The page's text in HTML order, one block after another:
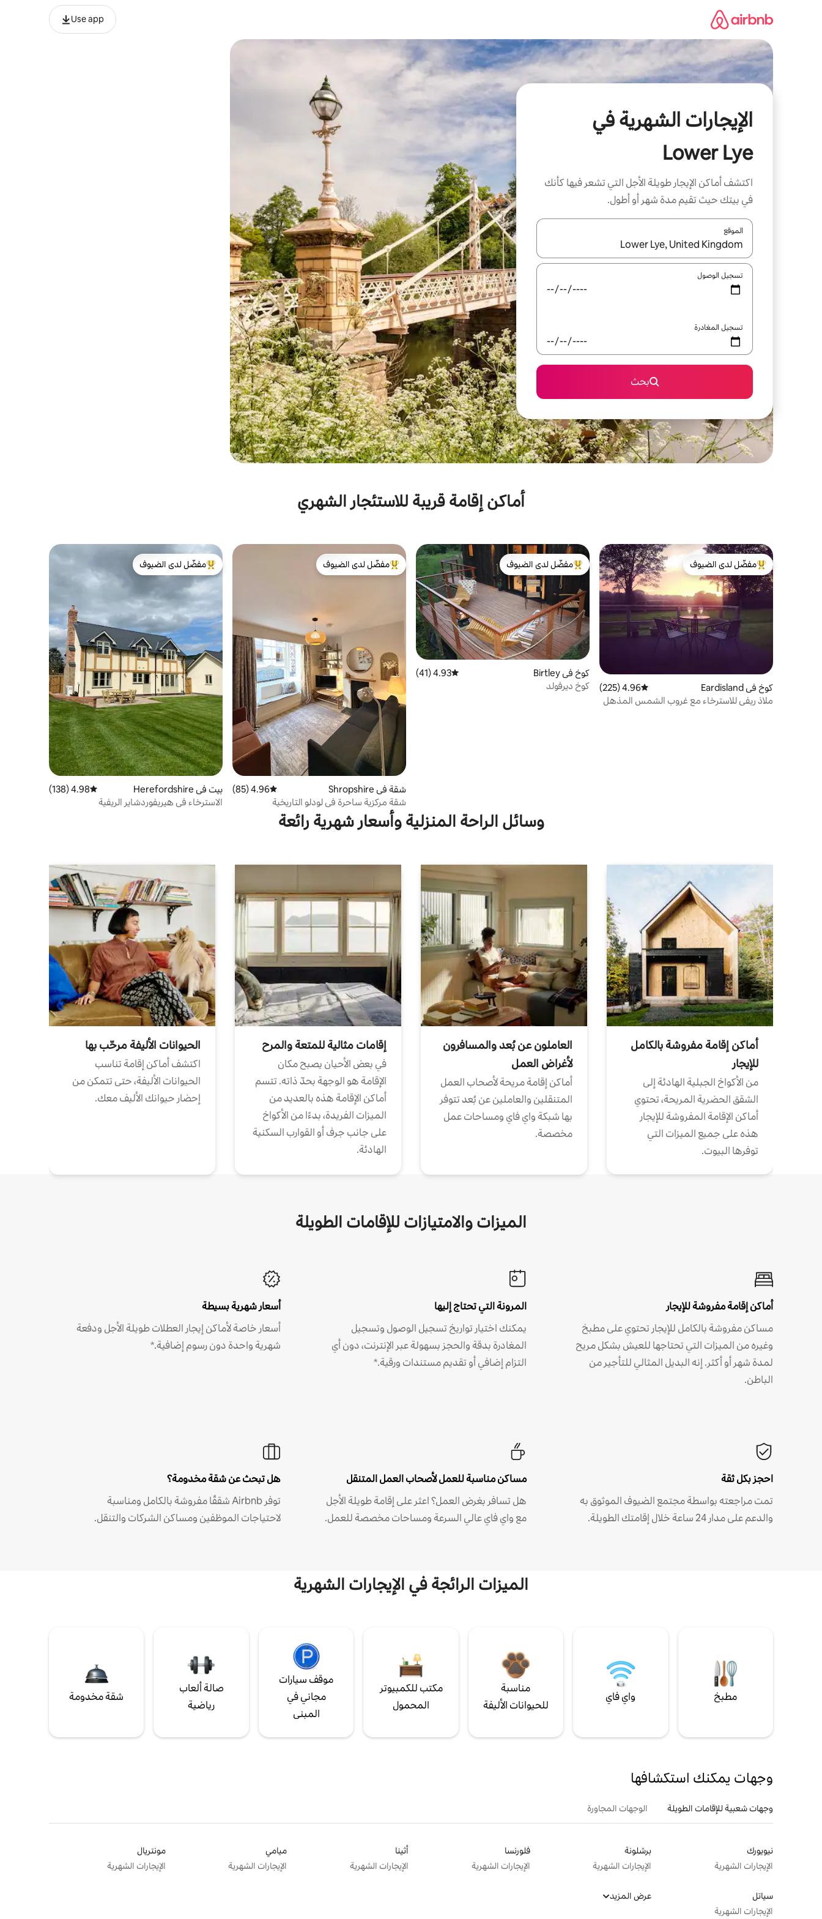
Use app
الإيجارات الشهرية في
Lower Lye
اكتشف أماكن الإيجار طويلة الأجل التي تشعر فيها كأنك
في بيتك حيث تقيم مدة شهر أو أطول.
الموقع
عند توفر النتائج، انتقل باستخدام السهمين لأعلى ولأسفل أو استكشف عن طريق اللمس أو السحب.
تسجيل الوصول
تسجيل المغادرة
بحث
أماكن إقامة قريبة للاستئجار الشهري
من أبرز البيوت المفضّلة لدى الضيوف
مفضّل لدى الضيوف
كوخ في Eardisland متوسط التقييم 4.96 من 5، 225 مراجعات
4.96 (225)
ملاذ ريفي للاسترخاء مع غروب الشمس المذهل
من أبرز البيوت المفضّلة لدى الضيوف
مفضّل لدى الضيوف
كوخ في Birtley متوسط التقييم 4.93 من 5، 41 مراجعات
4.93 (41)
كوخ ديرفولد
من أبرز البيوت المفضّلة لدى الضيوف
مفضّل لدى الضيوف
شقة في Shropshire متوسط التقييم 4.96 من 5، 85 مراجعات
4.96 (85)
شقة مركزية ساحرة في لودلو التاريخية
من أبرز البيوت المفضّلة لدى الضيوف
مفضّل لدى الضيوف
بيت في Herefordshire متوسط التقييم 4.98 من 5، 138 مراجعات
4.98 (138)
الاسترخاء في هيريفوردشاير الريفية
وسائل الراحة المنزلية وأسعار شهرية رائعة
أماكن إقامة مفروشة بالكامل
للإيجار
من الأكواخ الجبلية الهادئة إلى
الشقق الحضرية المريحة، تحتوي
أماكن الإقامة المفروشة للإيجار
هذه على جميع الميزات التي
توفرها البيوت.
العاملون عن بُعد والمسافرون
لأغراض العمل
أماكن إقامة مريحة لأصحاب العمل
المتنقلين والعاملين عن بُعد تتوفر
بها شبكة واي فاي ومساحات عمل
مخصصة.
إقامات مثالية للمتعة والمرح
في بعض الأحيان يصبح مكان
الإقامة هو الوجهة بحدّ ذاته. تتسم
أماكن الإقامة هذه بالعديد من
الميزات الفريدة، بدءًا من الأكواخ
على جانب جرف أو القوارب السكنية
الهادئة.
الحيوانات الأليفة مرحّب بها
اكتشف أماكن إقامة تناسب
الحيوانات الأليفة، حتى تتمكن من
إحضار حيوانك الأليف معك.
الميزات والامتيازات للإقامات الطويلة
أماكن إقامة مفروشة للإيجار
مساكن مفروشة بالكامل للإيجار تحتوي على مطبخ
وغيره من الميزات التي تحتاجها للعيش بشكل مريح
لمدة شهر أو أكثر. إنه البديل المثالي للتأجير من
الباطن.
المرونة التي تحتاج إليها
يمكنك اختيار تواريخ تسجيل الوصول وتسجيل
المغادرة بدقة والحجز بسهولة عبر الإنترنت، دون أي
التزام إضافي أو تقديم مستندات ورقية.*
أسعار شهرية بسيطة
أسعار خاصة لأماكن إيجار العطلات طويلة الأجل ودفعة
شهرية واحدة دون رسوم إضافية.*
احجز بكل ثقة
تمت مراجعته بواسطة مجتمع الضيوف الموثوق به
والدعم على مدار 24 ساعة خلال إقامتك الطويلة.
مساكن مناسبة للعمل لأصحاب العمل المتنقل
هل تسافر بغرض العمل؟ اعثر على إقامة طويلة الأجل
مع واي فاي عالي السرعة ومساحات مخصصة للعمل.
هل تبحث عن شقة مخدومة؟
توفر Airbnb شققًا مفروشة بالكامل ومناسبة
لاحتياجات الموظفين ومساكن الشركات والتنقل.
الميزات الرائجة في الإيجارات الشهرية
مطبخ واي فاي
مناسبة
للحيوانات الأليفة
مكتب للكمبيوتر
المحمول
موقف سيارات
مجاني في
المبنى
صالة ألعاب
رياضية
شقة مخدومة
وجهات يمكنك استكشافها
وجهات شعبية للإقامات الطويلة الوجهات المجاورة
نيويورك
الإيجارات الشهرية
برشلونة
الإيجارات الشهرية
فلورنسا
الإيجارات الشهرية
أثينا
الإيجارات الشهرية
ميامي
الإيجارات الشهرية
مونتريال
الإيجارات الشهرية
سياتل
الإيجارات الشهرية
عرض المزيد